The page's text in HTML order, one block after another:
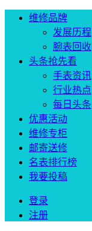
维修品牌
发展历程
腕表回收
头条抢先看
手表资讯
行业热点
每日头条
优惠活动
维修专柜
邮寄送修
名表排行榜
我要投稿
登录
注册